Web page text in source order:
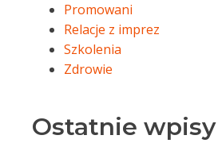
Promowani
Relacje z imprez
Szkolenia
Zdrowie
Ostatnie wpisy